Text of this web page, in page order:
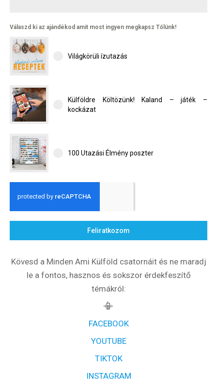
Válaszd ki az ajándékod amit most ingyen megkapsz Tőlünk!
Világkörüli ízutazás
Külföldre Költözünk! Kaland – játék –
kockázat
100 Utazási Élmény poszter
Feliratkozom
Kövesd a Minden Ami Külföld csatornáit és ne maradj
le a fontos, hasznos és sokszor érdekfeszítő
témákról:
📳
FACEBOOK
YOUTUBE
TIKTOK
INSTAGRAM